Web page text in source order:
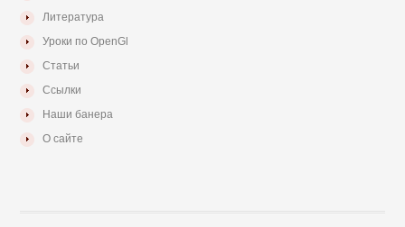
Литература
Уроки по OpenGl
Статьи
Ссылки
Наши банера
О сайте